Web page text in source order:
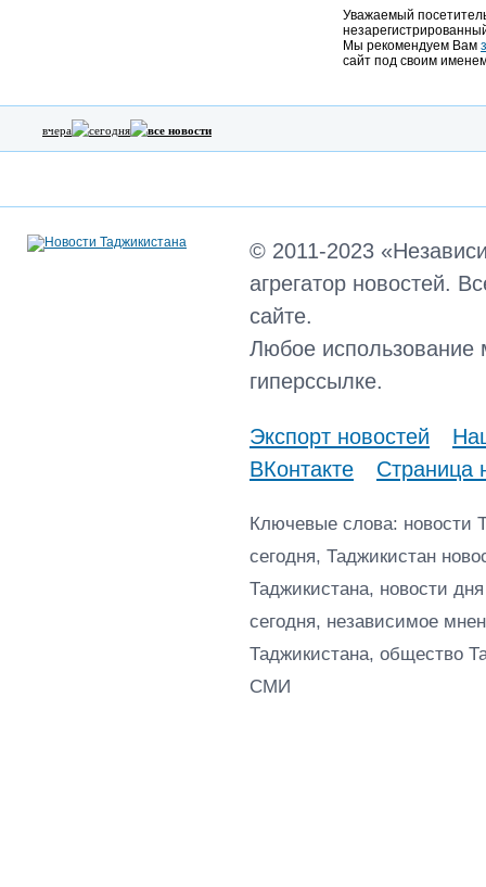
Уважаемый
Мы рекомендуем Вам
сайт под своим
вчера сегодня все новости
© 2011-2023
агрегатор новостей.
сайте.
Любое использование
гиперссылке.
Экспорт новостей
ВКонтакте
Страница
Ключевые слова: новости
сегодня, Таджикистан
Таджикистана, новости
сегодня, независимое
Таджикистана, общество
СМИ